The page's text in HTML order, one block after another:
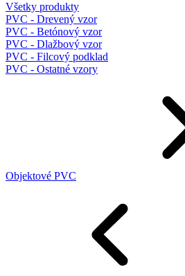
Všetky produkty
PVC - Drevený vzor
PVC - Betónový vzor
PVC - Dlažbový vzor
PVC - Filcový podklad
PVC - Ostatné vzory
Objektové PVC